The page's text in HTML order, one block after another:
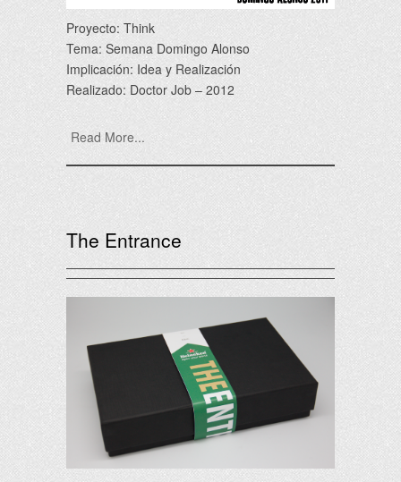
Proyecto: Think
Tema: Semana Domingo Alonso
Implicación: Idea y Realización
Realizado: Doctor Job – 2012
Read More...
The Entrance